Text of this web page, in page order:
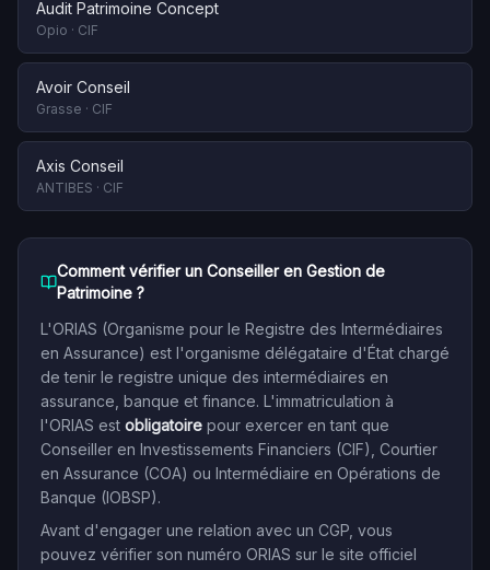
Audit Patrimoine Concept
Opio · CIF
Avoir Conseil
Grasse · CIF
Axis Conseil
ANTIBES · CIF
Comment vérifier un Conseiller en Gestion de
Patrimoine ?
L'ORIAS (Organisme pour le Registre des Intermédiaires
en Assurance) est l'organisme délégataire d'État chargé
de tenir le registre unique des intermédiaires en
assurance, banque et finance. L'immatriculation à
l'ORIAS est obligatoire pour exercer en tant que
Conseiller en Investissements Financiers (CIF), Courtier
en Assurance (COA) ou Intermédiaire en Opérations de
Banque (IOBSP).
Avant d'engager une relation avec un CGP, vous
pouvez vérifier son numéro ORIAS sur le site officiel